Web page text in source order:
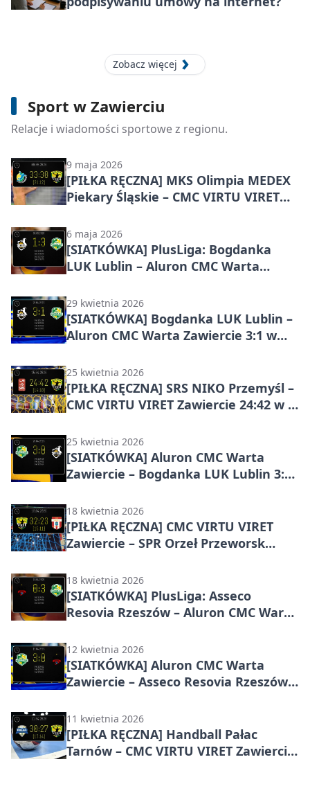
Zobacz więcej
Sport w Zawierciu
Relacje i wiadomości sportowe z regionu.
Zawiercie – Bogdanka LUK Lublin 3:1 w
PlusLidze – Zawiercie mistrzem Polski
9 maja 2026
[PIŁKA RĘCZNA] MKS Olimpia MEDEX
Piekary Śląskie – CMC VIRTU VIRET
(Grupa D)
6 maja 2026
[SIATKÓWKA] PlusLiga: Bogdanka
LUK Lublin – Aluron CMC Warta
w końcówkach
29 kwietnia 2026
[SIATKÓWKA] Bogdanka LUK Lublin –
Aluron CMC Warta Zawiercie 3:1 w
25 kwietnia 2026
[PIŁKA RĘCZNA] SRS NIKO Przemyśl –
CMC VIRTU VIRET Zawiercie 24:42 w I
wyjazdowy triumf zawiercian w 24.
kolejce
25 kwietnia 2026
[SIATKÓWKA] Aluron CMC Warta
Zawiercie – Bogdanka LUK Lublin 3:0
gospodarzy i mocny sygnał z 1.
miejsca
18 kwietnia 2026
[PIŁKA RĘCZNA] CMC VIRTU VIRET
Zawiercie – SPR Orzeł Przeworsk
lider pewnie zamknął sezon u siebie
18 kwietnia 2026
[SIATKÓWKA] PlusLiga: Asseco
Resovia Rzeszów – Aluron CMC Warta
pewnie wyjechał z Rzeszowa
12 kwietnia 2026
[SIATKÓWKA] Aluron CMC Warta
Zawiercie – Asseco Resovia Rzeszów
zrobili swoje
11 kwietnia 2026
[PIŁKA RĘCZNA] Handball Pałac
Tarnów – CMC VIRTU VIRET Zawiercie